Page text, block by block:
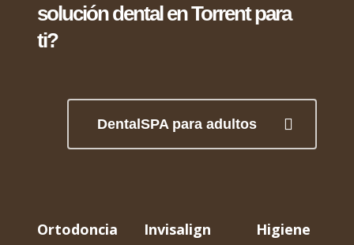
solución dental en Torrent para
ti?
DentalSPA para adultos
Ortodoncia
Invisalign
Higiene